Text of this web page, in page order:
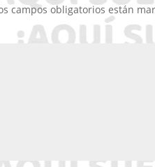
campos obligatorios están